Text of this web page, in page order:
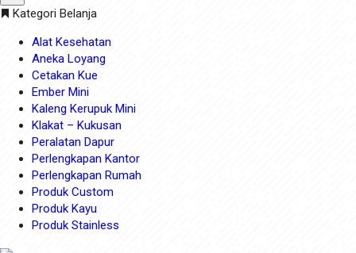
Kategori Belanja
Alat Kesehatan
Aneka Loyang
Cetakan Kue
Ember Mini
Kaleng Kerupuk Mini
Klakat – Kukusan
Peralatan Dapur
Perlengkapan Kantor
Perlengkapan Rumah
Produk Custom
Produk Kayu
Produk Stainless